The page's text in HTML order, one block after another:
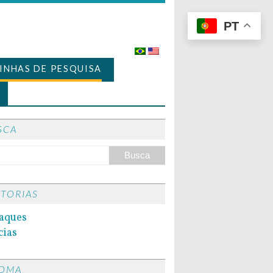
DE PESQUISA
PT